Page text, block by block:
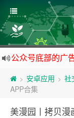
公众号底部的广
资源来之不易,
如下载链接被封,
> 安卓应用 > 社
APP合集
美漫园丨拷贝漫